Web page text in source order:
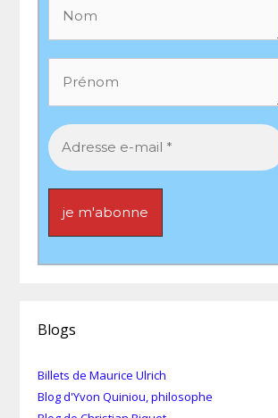
Blogs
Billets de Maurice Ulrich
Blog d'Yvon Quiniou, philosophe